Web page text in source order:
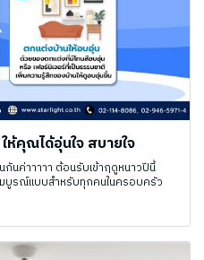
ห้คุณได้อุ่นใจ สบายใจ
กันค่าาาาา ต้อนรับเข้าฤดูหนาวปีนี้
บูรณ์แบบสำหรับทุกคนในครอบครัว